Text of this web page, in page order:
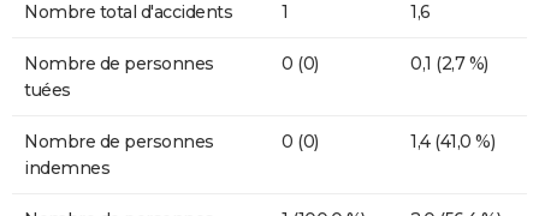
Nombre total d'accidents 1 1,6
Nombre de personnes
tuées
0 (0) 0,1 (2,7 %)
Nombre de personnes
indemnes
0 (0) 1,4 (41,0 %)